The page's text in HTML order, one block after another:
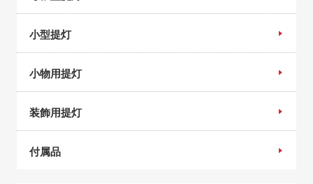
小型提灯
小物用提灯
装飾用提灯
付属品